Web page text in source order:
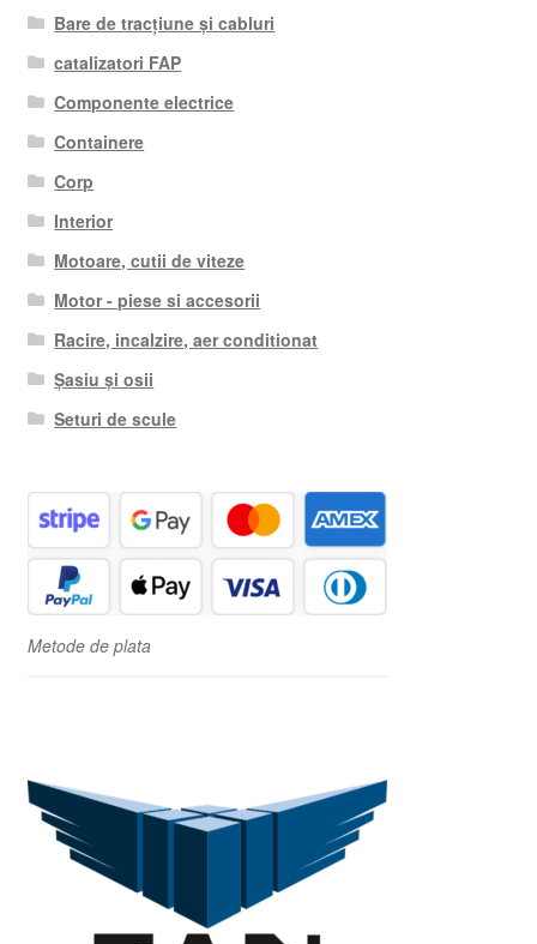
Bare de tracțiune și cabluri
catalizatori FAP
Componente electrice
Containere
Corp
Interior
Motoare, cutii de viteze
Motor - piese si accesorii
Racire, incalzire, aer conditionat
Șasiu și osii
Seturi de scule
Metode de plata